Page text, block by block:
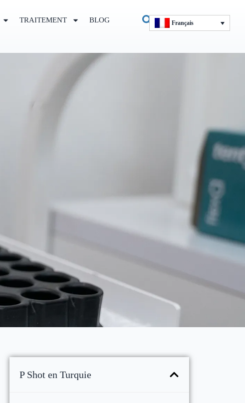
TRAITEMENT
BLOG
Français
P Shot en Turquie